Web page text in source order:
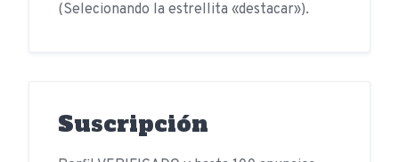
(Selecionando la estrellita «destacar»).
Suscripción